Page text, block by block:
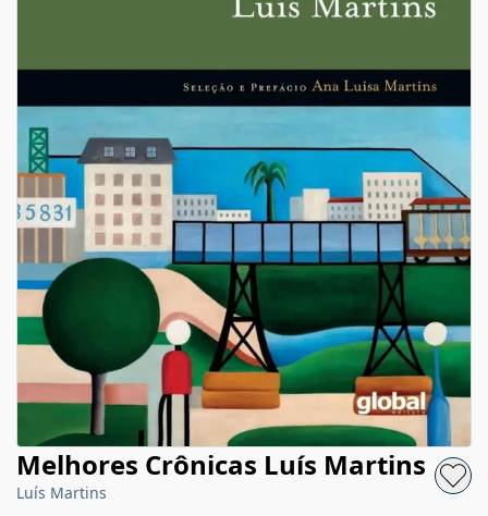
Melhores Crônicas Luís Martins
Luís Martins